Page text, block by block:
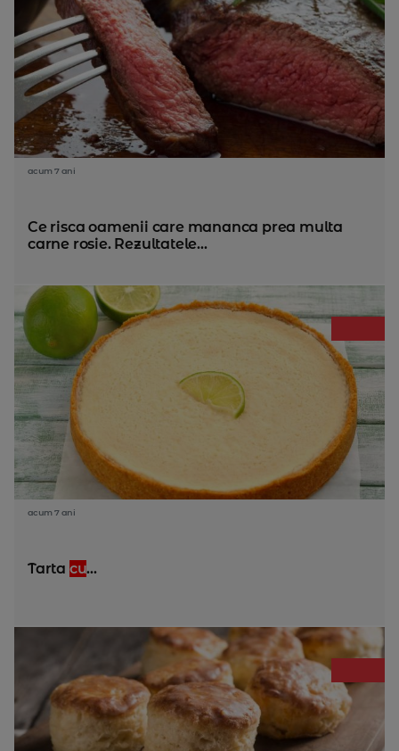
acum 7 ani
Ce risca oamenii care mananca prea multa
carne rosie. Rezultatele...
acum 7 ani
Tarta cu...